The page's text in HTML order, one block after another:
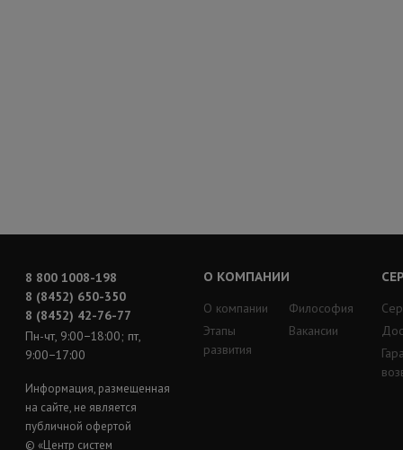
8 800 1008-198
8 (8452) 650-350
8 (8452) 42-76-77
Пн-чт, 9:00−18:00; пт,
9:00−17:00
Информация, размещенная
на сайте, не является
публичной офертой
© «Центр систем
О КОМПАНИИ
О компании
Этапы
развития
Философия
Вакансии